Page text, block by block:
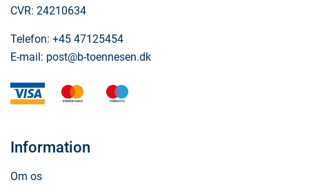
CVR: 24210634
Telefon: +45 47125454
E-mail: post@b-toennesen.dk
visa mastercard
Information
Om os